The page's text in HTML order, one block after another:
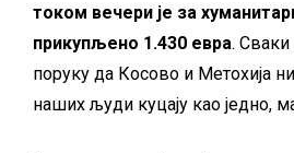
током вечери је за
прикупљено 1.430 евра.
поруку да Косово и Метохија
наших људи куцају као једно,